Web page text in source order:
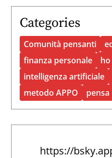
Categories
Comunità pensanti
finanza personale
intelligenza artificiale
metodo APPO
pensa
https://